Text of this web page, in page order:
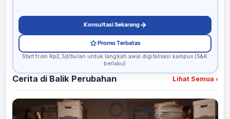
Konsultasi Sekarang
Promo Terbatas
Start from Rp2,5jt/bulan untuk langkah awal digitalisasi kampus (S&K
berlaku)
Cerita di Balik Perubahan Lihat Semua ›